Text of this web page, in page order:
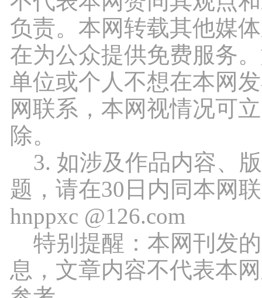
负责。本网转载其他媒
在为公众提供免费服务
单位或个人不想在本网
网联系，本网视情况可
除。
3. 如涉及作品内容、
题，请在30日内同本网
hnppxc @126.com
特别提醒：本网刊发
息，文章内容不代表本